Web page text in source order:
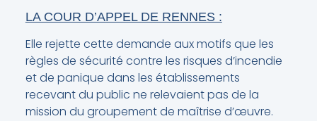
LA COUR D’APPEL DE RENNES :
Elle rejette cette demande aux motifs que les
règles de sécurité contre les risques d’incendie
et de panique dans les établissements
recevant du public ne relevaient pas de la
mission du groupement de maîtrise d’œuvre.